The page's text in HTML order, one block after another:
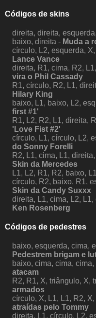
Códigos de skins
direita, direita,
baixo, direita - Muda a
círculo, L2, esquerda,
Lance Vance
direita, R1, cima, R2,
vira o Phil Cassady
R1, círculo, R2, L1,
Hilary King
baixo, L1, baixo, L2,
first #1'
R1, L2, R2, L1, direita,
'Love Fist #2'
círculo, L1, círculo, L2,
do Sonny Forelli
R2, L1, cima, L1,
Skin da Mercedes
L1, L2, R1, R2, baixo,
círculo, R2, baixo, R1,
Skin da Candy Suxxx
direita, L1, cima, L2,
Ken Rosenberg
Códigos de pedestres
baixo, esquerda, cima,
Pedestrem brigam e
baixo, cima, cima,
atacam
R2, R1, X, triângulo, X,
armados
círculo, X, L1, L1, R2,
atraídas pelo Tommy
direita, L1, círculo, L2,